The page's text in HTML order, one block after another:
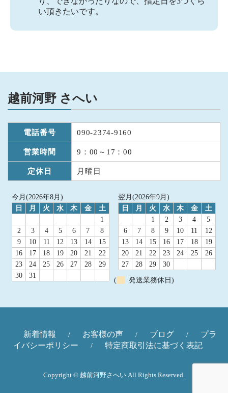
い頂きたいです。
越前河野 さへい
電話番号 090-2374-9160
営業時間 9：00～17：00
定休日 月曜日
今月(2026年8月)
日
月 火 水 木 金
土
1
2
3 4 5 6 7
8
9
10 11 12 13 14
15
16
17 18 19 20 21
22
23
24 25 26 27 28
29
30
31
翌月(2026年9月)
日
月 火 水 木 金
土
1
2 3 4
5
6
7 8 9 10 11
12
13
14 15 16 17 18
19
20
21 22 23 24 25
26
27
28 29 30
( 発送業務休日)
新着情報 / お客様の声 / ブログ /
プラ
イバシーポリシー
/ 特定商取引法に基づく表記
Copyright © 越前河野さへい All Rights Reserved.